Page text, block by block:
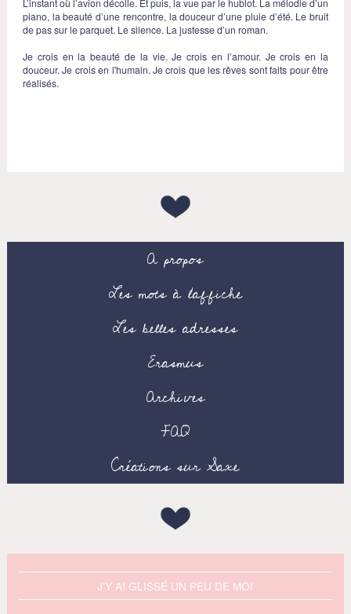
piano, la beauté d’une rencontre, la douceur d’une pluie d’été. Le bruit
de pas sur le parquet. Le silence. La justesse d’un roman.
Je crois en la beauté de la vie. Je crois en l’amour. Je crois en la
douceur. Je crois en l'humain. Je crois que les rêves sont faits pour être
réalisés.
A propos
Les mots à l’affiche
Les belles adresses
Erasmus
Archives
FAQ
Créations sur Saxe
J'Y AI GLISSÉ UN PEU DE MOI